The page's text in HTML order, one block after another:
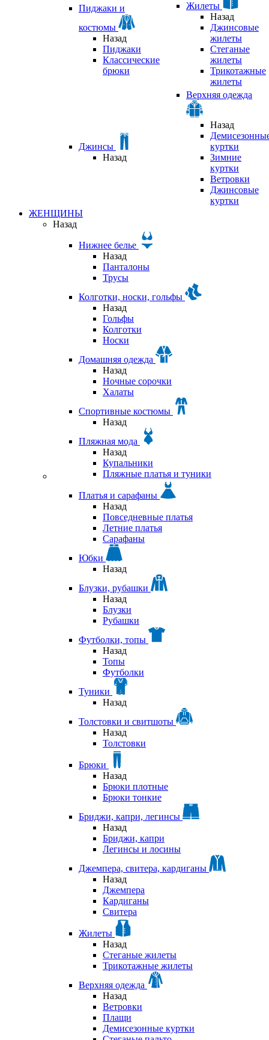
Пиджаки и
костюмы
Назад
Пиджаки
Классические
брюки
Жилеты
Назад
Джинсовые
жилеты
Стеганые
жилеты
Трикотажные
жилеты
Джинсы
Назад
Верхняя одежда
Назад
куртки
Зимние
куртки
Ветровки
Джинсовые
куртки
ЖЕНЩИНЫ
Назад
Нижнее белье
Назад
Панталоны
Трусы
Колготки, носки, гольфы
Назад
Гольфы
Колготки
Носки
Домашняя одежда
Назад
Ночные сорочки
Халаты
Спортивные костюмы
Назад
Пляжная мода
Назад
Купальники
Пляжные платья и туники
Платья и сарафаны
Назад
Повседневные платья
Летние платья
Сарафаны
Юбки
Назад
Блузки, рубашки
Назад
Блузки
Рубашки
Футболки, топы
Назад
Топы
Футболки
Туники
Назад
Толстовки и свитшоты
Назад
Толстовки
Брюки
Назад
Брюки плотные
Брюки тонкие
Бриджи, капри, легинсы
Назад
Бриджи, капри
Легинсы и лосины
Джемпера, свитера, кардиганы
Назад
Джемпера
Кардиганы
Свитера
Жилеты
Назад
Стеганые жилеты
Трикотажные жилеты
Верхняя одежда
Назад
Ветровки
Плащи
Демисезонные куртки